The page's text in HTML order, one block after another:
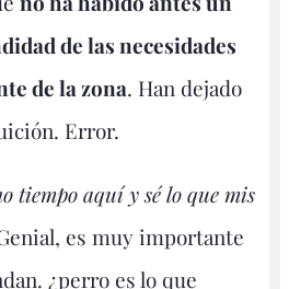
de las necesidades
de la zona. Han dejado
Error.
tiempo aquí y sé lo que mis
es muy importante
¿perro es lo que